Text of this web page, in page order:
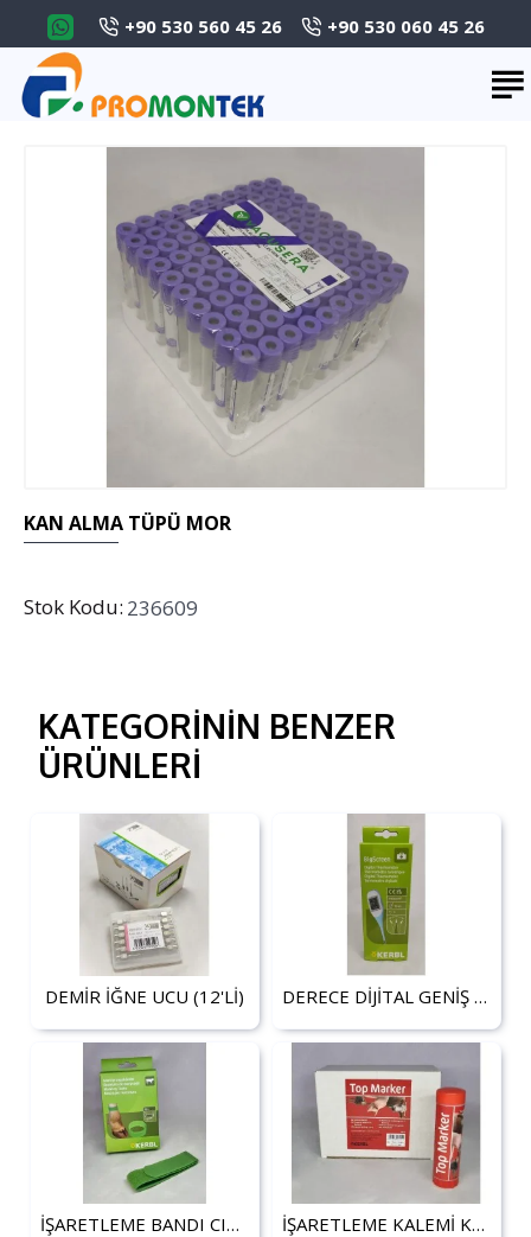
+90 530 560 45 26 +90 530 060 45 26
KAN ALMA TÜPÜ MOR
Stok Kodu: 236609
KATEGORININ BENZER
ÜRÜNLERI
DEMİR İĞNE UCU (12'Lİ) DERECE DİJİTAL GENİŞ EKRANLI
İŞARETLEME BANDI CIRT CIRTLI YEŞİL (10'LU) İŞARETLEME KALEMİ KIRMIZI (10ADET)